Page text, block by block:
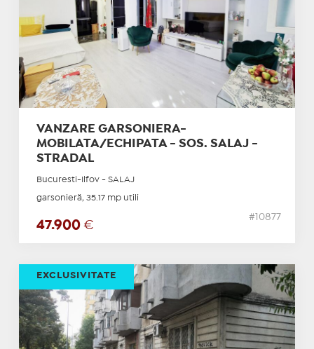
VANZARE GARSONIERA-
MOBILATA/ECHIPATA - SOS. SALAJ -
STRADAL
Bucuresti-Ilfov - SALAJ
garsonieră, 35.17 mp utili
47.900 €
#10877
EXCLUSIVITATE